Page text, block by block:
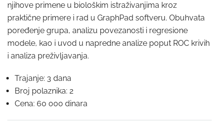
njihove primene u biološkim istraživanjima kroz
praktične primere i rad u GraphPad softveru. Obuhvata
poređenje grupa, analizu povezanosti i regresione
modele, kao i uvod u napredne analize poput ROC krivih
i analiza preživljavanja.
Trajanje: 3 dana
Broj polaznika: 2
Cena: 60 000 dinara